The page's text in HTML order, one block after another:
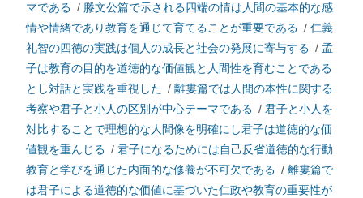
マである / 滕文公篇で示される四端の情は人間の基本的な感
情や情緒であり教育を通じて育てることが重要である / 仁義
礼智の四徳の実践は個人の成長と社会の発展に寄与する / 孟
子は教育の目的を道徳的な価値観と人間性を育むことである
とし対話と実践を重視した / 離婁篇では人間の本性に関する
考察や君子と小人の区別が中心テーマである / 君子と小人を
対比することで理想的な人間像を明確にし君子は道徳的な価
値観を重んじる / 君子になるためには自己反省道徳的な行動
教育と学びを通じた内面的な修養が不可欠である / 離婁篇で
は君子による道徳的な価値に基づいた仁政や教育の重要性が